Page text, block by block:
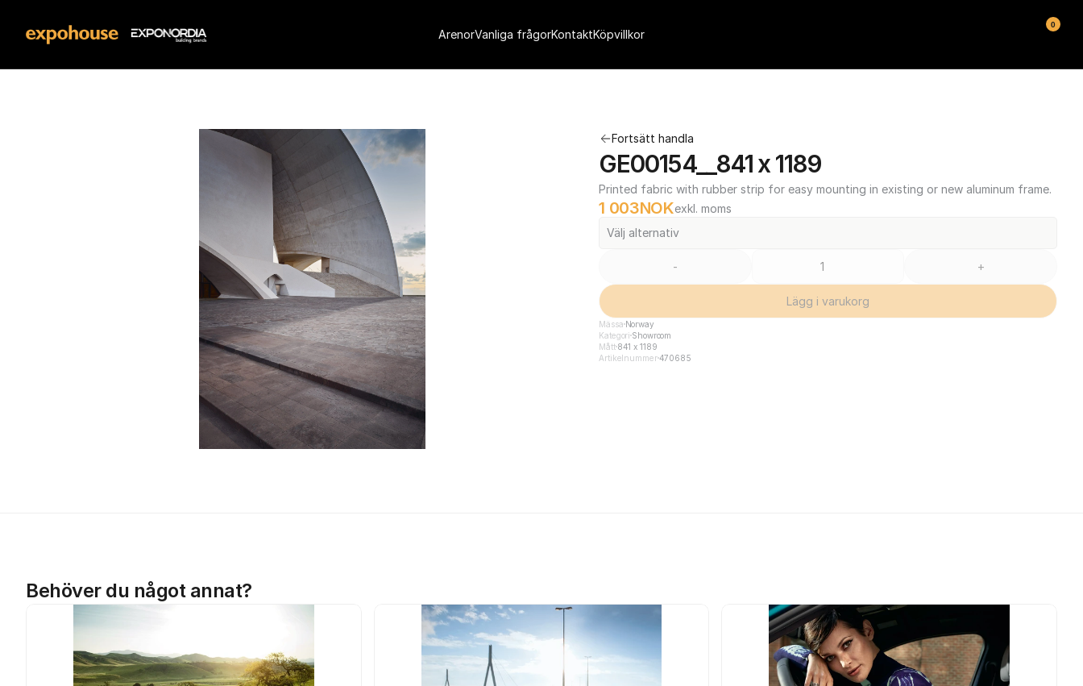
Fortsätt handla
GE00154__841 x 1189
Printed fabric with rubber strip for easy mounting in existing or new aluminum frame.
1 003NOKexkl. moms
Välj alternativ
- +
Lägg i varukorg
Mässa Norway
Kategori Showroom
Mått841 x 1189
Artikelnummer470685
Behöver du något annat?
ArenorVanliga frågorKontaktKöpvillkor
0